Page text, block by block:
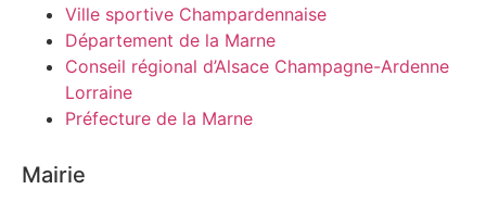
Ville sportive Champardennaise
Département de la Marne
Conseil régional d’Alsace Champagne-Ardenne
Lorraine
Préfecture de la Marne
Mairie